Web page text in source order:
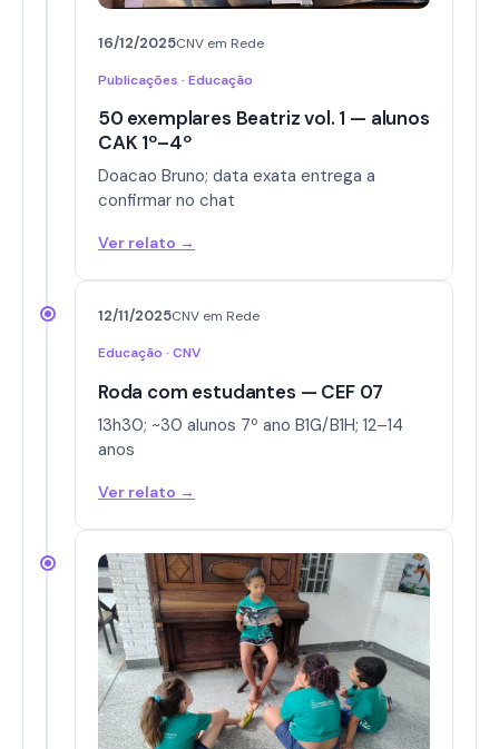
16/12/2025CNV em Rede
Publicações · Educação
50 exemplares Beatriz vol. 1 — alunos
CAK 1º–4º
Doacao Bruno; data exata entrega a
confirmar no chat
Ver relato →
12/11/2025CNV em Rede
Educação · CNV
Roda com estudantes — CEF 07
13h30; ~30 alunos 7º ano B1G/B1H; 12–14
anos
Ver relato →